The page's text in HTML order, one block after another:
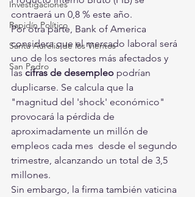
Investigaciones
Rapidín Político
Santa Aurelia de los Vientos
San Pedro
contraerá un 0,8 % este año.
Por otra parte, Bank of America
considera que el mercado laboral será
uno de los sectores más afectados y
las cifras de desempleo podrían
duplicarse. Se calcula que la
"magnitud del 'shock' económico"
provocará la pérdida de
aproximadamente un millón de
empleos cada mes  desde el segundo
trimestre, alcanzando un total de 3,5
millones.
Sin embargo, la firma también vaticina